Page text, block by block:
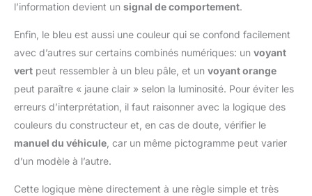
l’information devient un signal de comportement.
Enfin, le bleu est aussi une couleur qui se confond facilement
avec d’autres sur certains combinés numériques: un voyant
vert peut ressembler à un bleu pâle, et un voyant orange
peut paraître « jaune clair » selon la luminosité. Pour éviter les
erreurs d’interprétation, il faut raisonner avec la logique des
couleurs du constructeur et, en cas de doute, vérifier le
manuel du véhicule , car un même pictogramme peut varier
d’un modèle à l’autre.
Cette logique mène directement à une règle simple et très